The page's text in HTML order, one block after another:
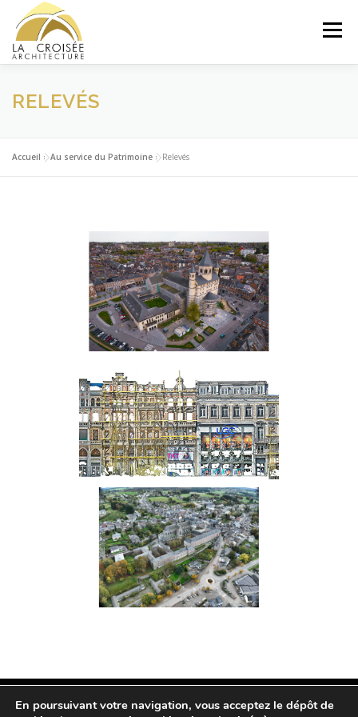
contenu
Menu
AU SERVICE DU PATRIMOINE
EQUIPE PUBLICATIONS
RELEVÉS
Accueil »Au service du Patrimoine »Relevés
Collégiale Sainte-Gertrude
de Nivelles
Place de Brouckère à
Bruxelles
Hubert
En poursuivant votre navigation, vous acceptez le dépôt de